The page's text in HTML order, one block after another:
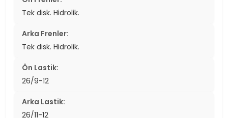
Tek disk. Hidrolik.
Arka Frenler:
Tek disk. Hidrolik.
Ön Lastik:
26/9-12
Arka Lastik:
26/11-12